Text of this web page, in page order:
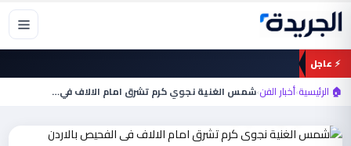
تخطي
المحتوى
⚡ عاجل
🏠 الرئيسية›أخبار الفن›شمس الغنية نجوي كرم تشرق امام الالاف في…
أخبار الفن
شمس الغنية نجوي كرم تشرق امام الالاف في